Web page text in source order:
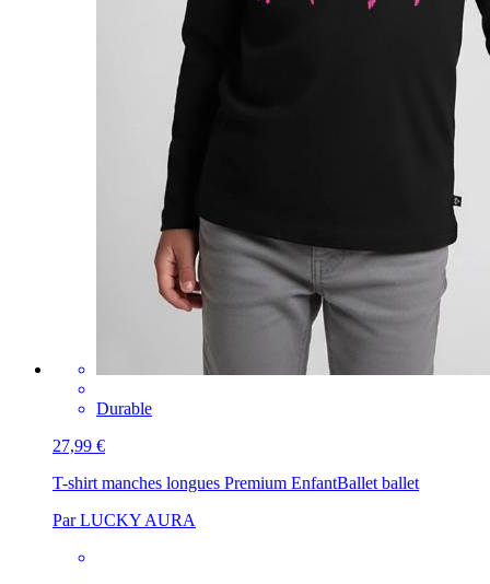
Durable
27,99 €
T-shirt manches longues Premium EnfantBallet ballet
Par LUCKY AURA